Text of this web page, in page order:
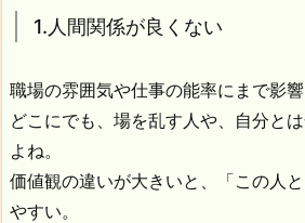
1.人間関係が良くない
職場の雰囲気や仕事の能率にまで影響
どこにでも、場を乱す人や、自分と
よね。
価値観の違いが大きいと、「この人
やすい。